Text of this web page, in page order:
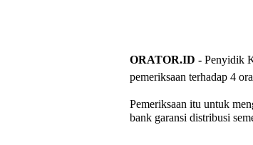
ORATOR.ID - Penyidik
pemeriksaan terhadap 4
Pemeriksaan itu untuk
bank garansi distribusi